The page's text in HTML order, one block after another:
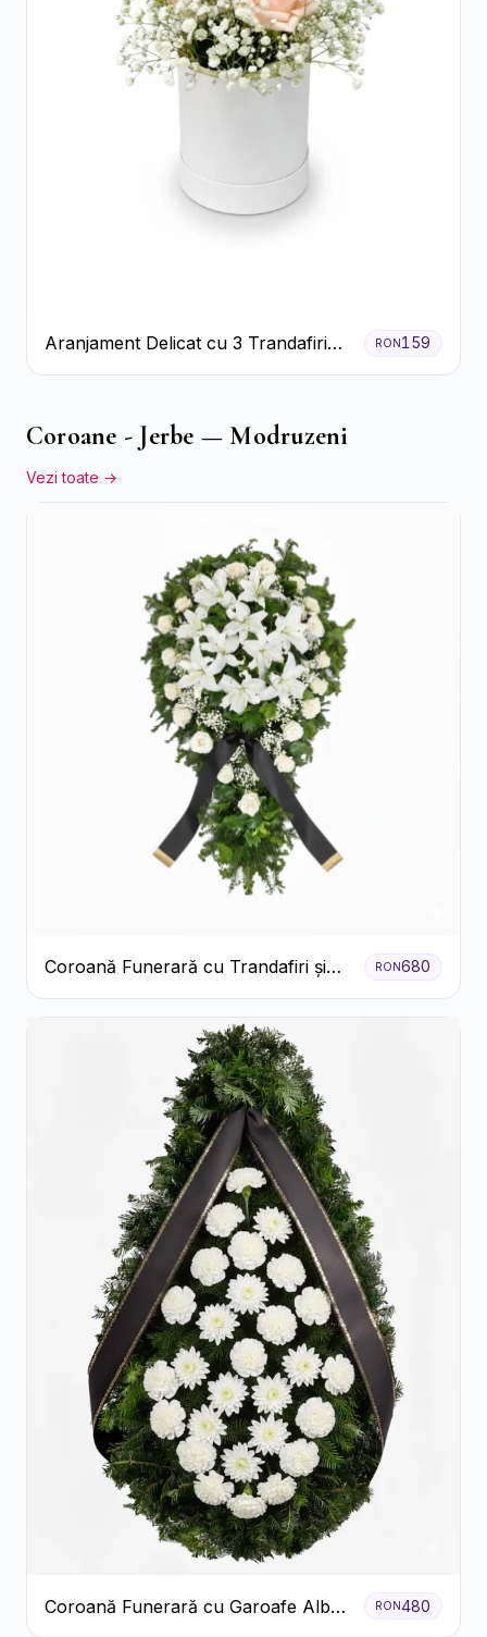
Aranjament Delicat cu 3 Trandafiri
Roz în Cutie Albă
RON159
Coroane - Jerbe — Modruzeni
Vezi toate →
Coroană Funerară cu Trandafiri și
Crini
RON680
Coroană Funerară cu Garoafe Albe
și Crizanteme
RON 480